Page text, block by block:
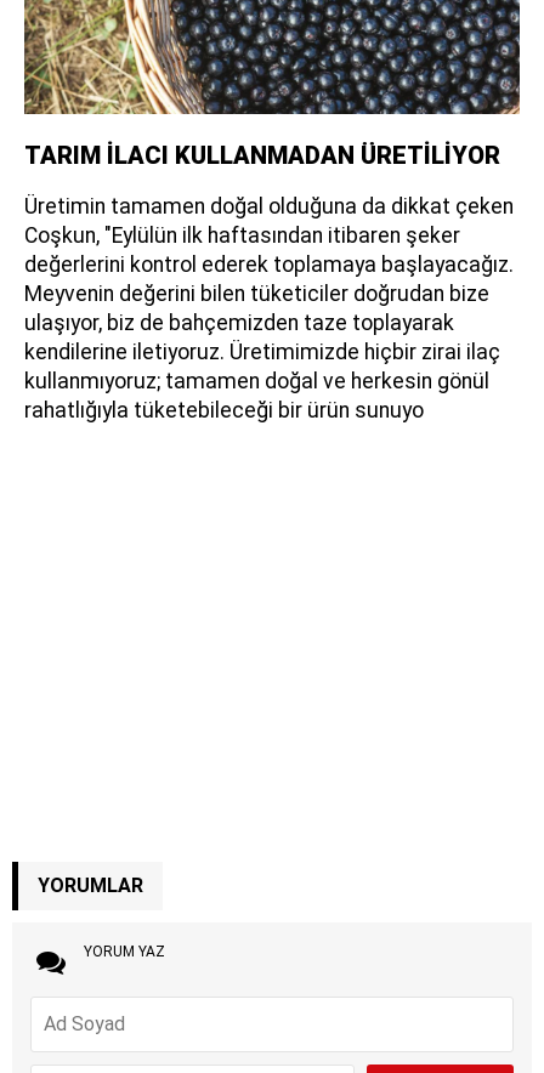
TARIM İLACI KULLANMADAN ÜRETİLİYOR
Üretimin tamamen doğal olduğuna da dikkat çeken
Coşkun, "Eylülün ilk haftasından itibaren şeker
değerlerini kontrol ederek toplamaya başlayacağız.
Meyvenin değerini bilen tüketiciler doğrudan bize
ulaşıyor, biz de bahçemizden taze toplayarak
kendilerine iletiyoruz. Üretimimizde hiçbir zirai ilaç
kullanmıyoruz; tamamen doğal ve herkesin gönül
rahatlığıyla tüketebileceği bir ürün sunuyo
YORUMLAR
YORUM YAZ